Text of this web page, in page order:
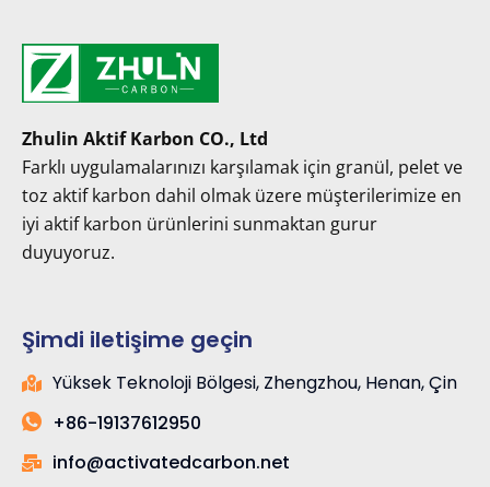
Zhulin Aktif Karbon CO., Ltd
Farklı uygulamalarınızı karşılamak için granül, pelet ve
toz aktif karbon dahil olmak üzere müşterilerimize en
iyi aktif karbon ürünlerini sunmaktan gurur
duyuyoruz.
Şimdi iletişime geçin
Yüksek Teknoloji Bölgesi, Zhengzhou, Henan, Çin
+86-19137612950
info@activatedcarbon.net